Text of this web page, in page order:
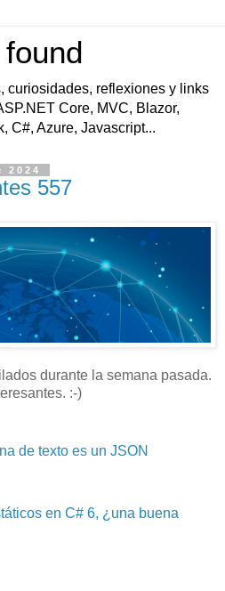
curiosidades, reflexiones y links
Core, MVC, Blazor,
C#, Azure, Javascript...
2024
557
durante la semana pasada.
:-)
de texto es un JSON
en C# 6, ¿una buena